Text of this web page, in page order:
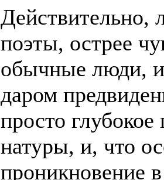
Действительно,
поэты, острее
обычные люди,
даром
просто
натуры, и, что
проникновение